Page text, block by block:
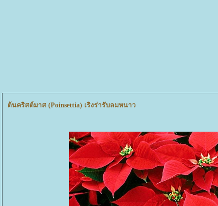
ต้นคริสต์มาส (Poinsettia) เริงร่ารับลมหนาว